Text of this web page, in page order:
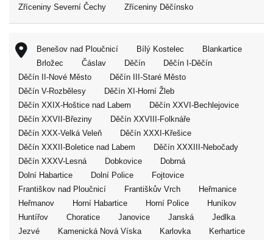
Zříceniny Severní Čechy
Zříceniny Děčínsko
Benešov nad Ploučnicí Bílý Kostelec
Blankartice
Brložec
Čáslav Děčín
Děčín I-Děčín
Děčín II-Nové Město
Děčín III-Staré Město
Děčín V-Rozbělesy
Děčín XI-Horní Žleb
Děčín XXIX-Hoštice nad Labem
Děčín XXVI-Bechlejovice
Děčín XXVII-Březiny
Děčín XXVIII-Folknáře
Děčín XXX-Velká Veleň
Děčín XXXI-Křešice
Děčín XXXII-Boletice nad Labem
Děčín XXXIII-Nebočady
Děčín XXXV-Lesná
Dobkovice
Dobrná
Dolní Habartice
Dolní Police
Fojtovice
Františkov nad Ploučnicí
Františkův Vrch
Heřmanice
Heřmanov
Horní Habartice Horní Police
Huníkov
Huntířov
Choratice Janovice Janská
Jedlka
Jezvé
Kamenická Nová Víska Karlovka
Kerhartice